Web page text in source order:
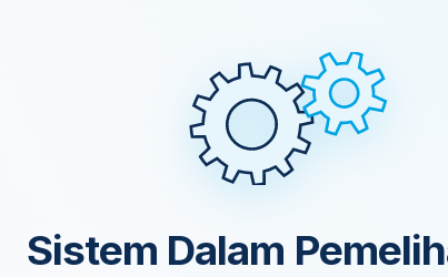
Sistem Dalam